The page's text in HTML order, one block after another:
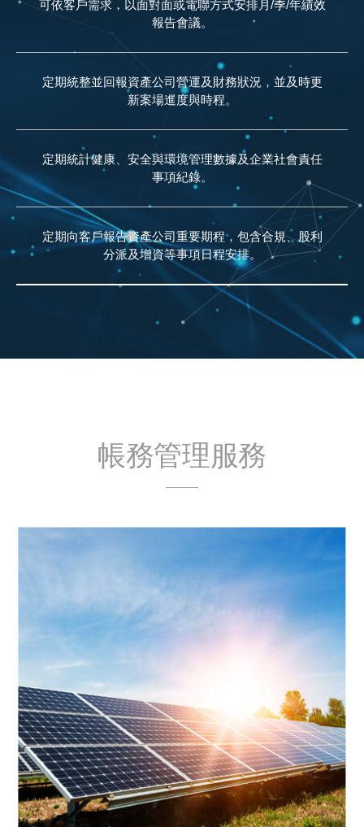
可依客戶需求，以面對面或電聯方式安排月/季/年績效
報告會議。
定期統整並回報資產公司營運及財務狀況，並及時更
新案場進度與時程。
定期統計健康、安全與環境管理數據及企業社會責任
事項紀錄。
定期向客戶報告資產公司重要期程，包含合規、股利
分派及增資等事項日程安排。
帳務管理服務